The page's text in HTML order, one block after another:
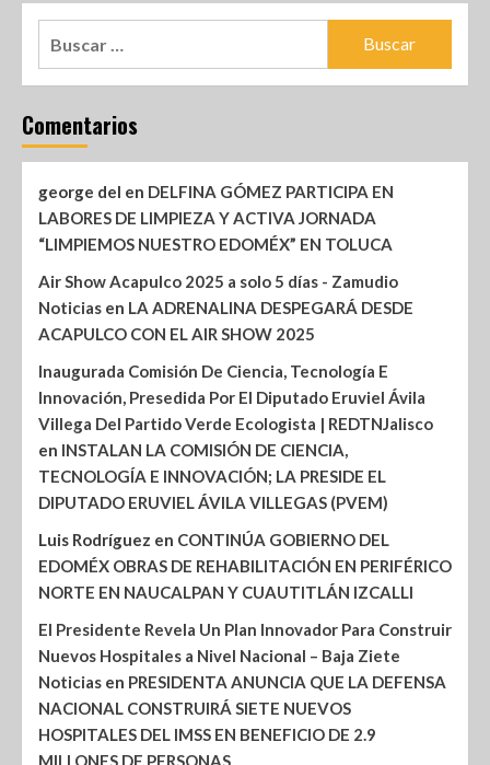
Comentarios
george del en DELFINA GÓMEZ PARTICIPA EN
LABORES DE LIMPIEZA Y ACTIVA JORNADA
“LIMPIEMOS NUESTRO EDOMÉX” EN TOLUCA
Air Show Acapulco 2025 a solo 5 días - Zamudio
Noticias en LA ADRENALINA DESPEGARÁ DESDE
ACAPULCO CON EL AIR SHOW 2025
Inaugurada Comisión De Ciencia, Tecnología E
Innovación, Presedida Por El Diputado Eruviel Ávila
Villega Del Partido Verde Ecologista | REDTNJalisco
en INSTALAN LA COMISIÓN DE CIENCIA,
TECNOLOGÍA E INNOVACIÓN; LA PRESIDE EL
DIPUTADO ERUVIEL ÁVILA VILLEGAS (PVEM)
Luis Rodríguez en CONTINÚA GOBIERNO DEL
EDOMÉX OBRAS DE REHABILITACIÓN EN PERIFÉRICO
NORTE EN NAUCALPAN Y CUAUTITLÁN IZCALLI
El Presidente Revela Un Plan Innovador Para Construir
Nuevos Hospitales a Nivel Nacional – Baja Ziete
Noticias en PRESIDENTA ANUNCIA QUE LA DEFENSA
NACIONAL CONSTRUIRÁ SIETE NUEVOS
HOSPITALES DEL IMSS EN BENEFICIO DE 2.9
MILLONES DE PERSONAS